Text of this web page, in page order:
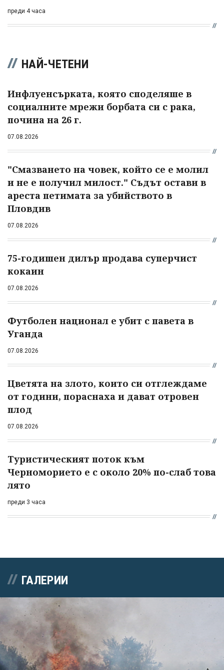
преди 4 часа
НАЙ-ЧЕТЕНИ
Инфлуенсърката, която споделяше в
социалните мрежи борбата си с рака,
почина на 26 г.
07.08.2026
"Смазването на човек, който се е молил
и не е получил милост." Съдът остави в
ареста петимата за убийството в
Пловдив
07.08.2026
75-годишен дилър продава суперчист
кокаин
07.08.2026
Футболен национал е убит с павета в
Уганда
07.08.2026
Цветята на злото, които си отглеждаме
от години, пораснаха и дават отровен
плод
07.08.2026
Туристическият поток към
Черноморието е с около 20% по-слаб това
лято
преди 3 часа
ГАЛЕРИИ